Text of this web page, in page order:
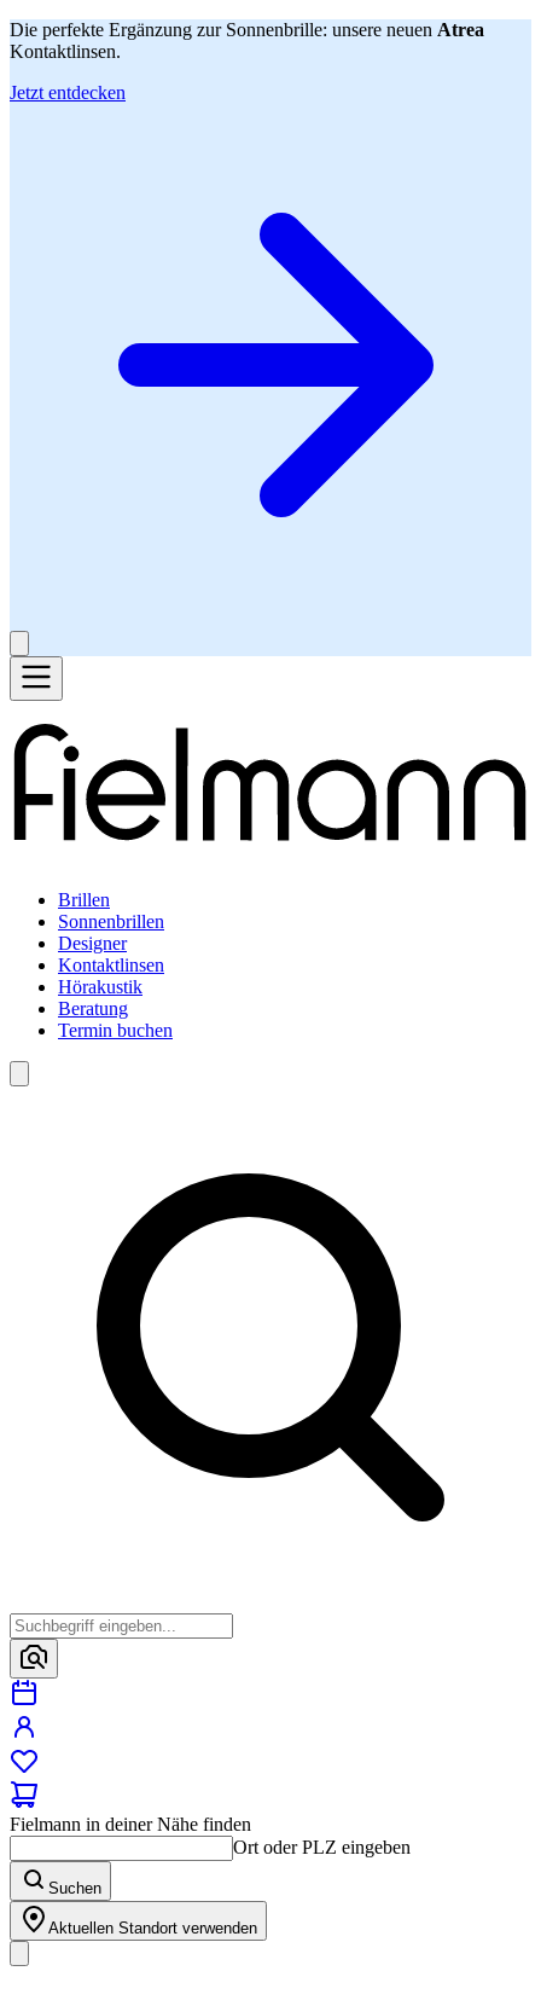
Die perfekte Ergänzung zur Sonnenbrille: unsere neuen Atrea
Kontaktlinsen.
Jetzt entdecken
Brillen
Sonnenbrillen
Designer
Kontaktlinsen
Hörakustik
Beratung
Termin buchen
Fielmann in deiner Nähe finden
Ort oder PLZ eingeben
Suchen
Aktuellen Standort verwenden